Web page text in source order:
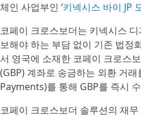
체인 사업부인 ‘키넥시스 바이 JP
코페이 크로스보더는 키넥시스
보해야 하는 부담 없이 기존 법정
서 영국에 소재한 코페이 크로스
(GBP) 계좌로 송금하는 외환 거
Payments)를 통해 GBP를 즉시
코페이 크로스보더 솔루션의 재